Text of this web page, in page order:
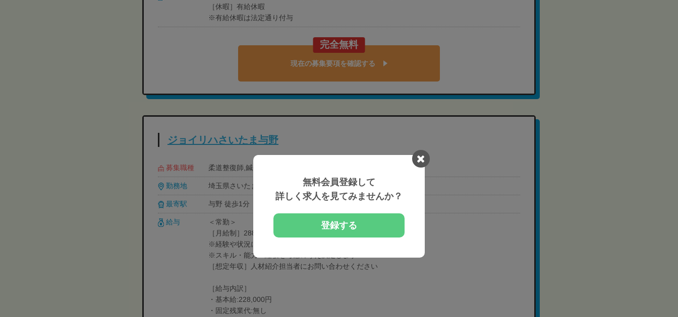
［休暇］有給休暇
※有給休暇は法定通り付与
完全無料
現在の募集要項を確認する
ジョイリハさいたま与野
募集職種 柔道整復師,鍼灸師,あん摩ﾏｯｻｰｼﾞ指圧師
勤務地 埼玉県さいたま市中央区下落合1079-1
最寄駅 与野 徒歩1分
給与
＜常勤＞
［月給制］288,000円-
※経験や状況に応じて変動可能性有り
※スキル・能力・経験を考慮のうえ決定します
［想定年収］人材紹介担当者にお問い合わせください
［給与内訳］
・基本給:228,000円
・固定残業代:無し
無料会員登録して
詳しく求人を見てみませんか？
登録する